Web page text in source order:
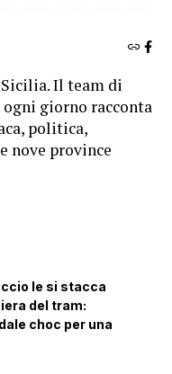
Il team di
giorno racconta
politica,
nove province
le si stacca
del tram:
choc per una